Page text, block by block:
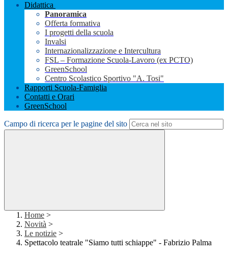
Didattica
Panoramica
Offerta formativa
I progetti della scuola
Invalsi
Internazionalizzazione e Intercultura
FSL – Formazione Scuola-Lavoro (ex PCTO)
GreenSchool
Centro Scolastico Sportivo "A. Tosi"
Rapporti Scuola-Famiglia
Contatti e Orari
GreenSchool
Campo di ricerca per le pagine del sito
Home >
Novità >
Le notizie >
Spettacolo teatrale "Siamo tutti schiappe" - Fabrizio Palma